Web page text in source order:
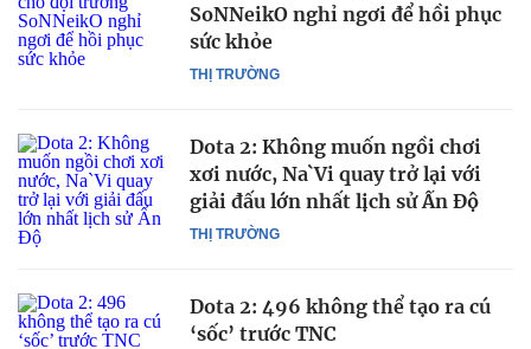
THỊ TRƯỜNG
SoNNeikO nghỉ ngơi để hồi phục
sức khỏe
THỊ TRƯỜNG
Dota 2: Không muốn ngồi chơi
xơi nước, Na`Vi quay trở lại với
giải đấu lớn nhất lịch sử Ấn Độ
Dota 2: 496 không thể tạo ra cú
‘sốc’ trước TNC